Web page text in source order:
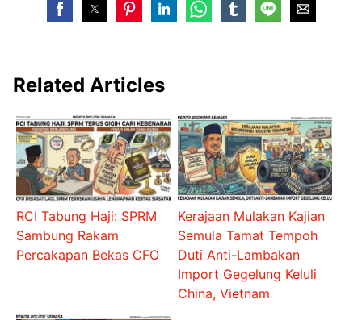
Related Articles
RCI Tabung Haji: SPRM
Sambung Rakam
Percakapan Bekas CFO
Kerajaan Mulakan Kajian
Semula Tamat Tempoh
Duti Anti-Lambakan
Import Gegelung Keluli
China, Vietnam